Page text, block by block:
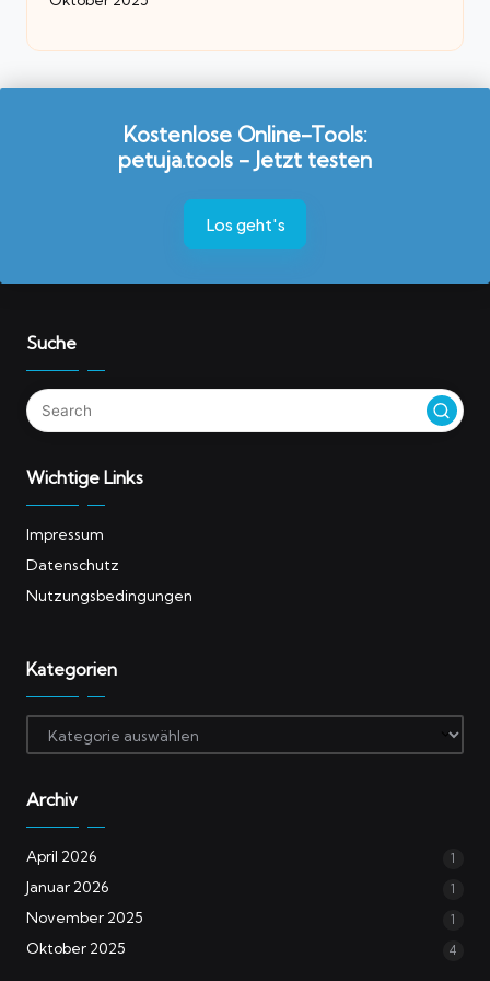
Kostenlose Online-Tools:
petuja.tools - Jetzt testen
Los geht's
Suche
Wichtige Links
Impressum
Datenschutz
Nutzungsbedingungen
Kategorien
Kategorien
Archiv
April 2026 1
Januar 2026 1
November 2025 1
Oktober 2025 4